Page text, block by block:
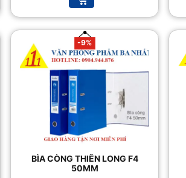
-9%
BÌA CÒNG THIÊN LONG F4
50MM